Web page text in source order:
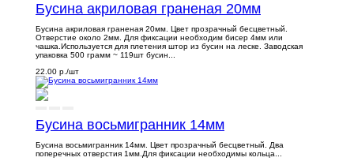
Бусина акриловая граненая 20мм
Бусина акриловая граненая 20мм. Цвет прозрачный бесцветный.
Отверстие около 2мм. Для фиксации необходим бисер 4мм или
чашка.Используется для плетения штор из бусин на леске. Заводская
упаковка 500 грамм ~ 119шт бусин...
22.00 р. /шт
Бусина восьмигранник 14мм
Бусина восьмигранник 14мм. Цвет прозрачный бесцветный. Два
поперечных отверстия 1мм.Для фиксации необходимы кольца...